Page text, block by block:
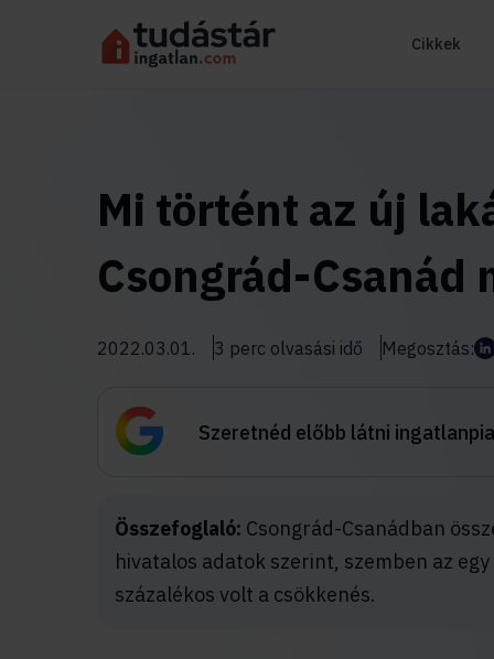
Cikkek
Mi történt az új
Csongrád-Csanád
2022.03.01. 3 perc olvasási idő Megosztás:
Szeretnéd előbb látni
Összefoglaló: Csongrád-Csanádban
hivatalos adatok szerint, szemben az
százalékos volt a csökkenés.